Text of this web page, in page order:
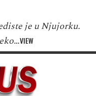
je u Njujorku.
VIEW